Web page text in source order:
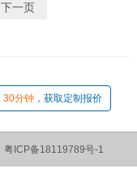
下一页
30分钟 ，获取定制报价
粤ICP备18119789号-1